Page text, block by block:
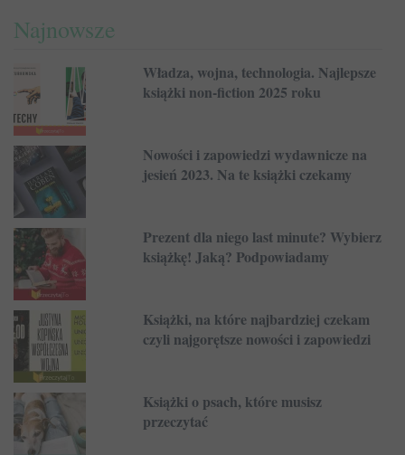
Najnowsze
Władza, wojna, technologia. Najlepsze
książki non-fiction 2025 roku
Nowości i zapowiedzi wydawnicze na
jesień 2023. Na te książki czekamy
Prezent dla niego last minute? Wybierz
książkę! Jaką? Podpowiadamy
Książki, na które najbardziej czekam
czyli najgorętsze nowości i zapowiedzi
Książki o psach, które musisz
przeczytać